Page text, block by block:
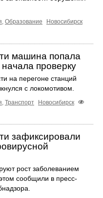
Образование
Новосибирск
машина попала
проверку
на перегоне станций
с локомотивом.
Транспорт
Новосибирск
зафиксировали
рост заболеванием
сообщили в пресс-